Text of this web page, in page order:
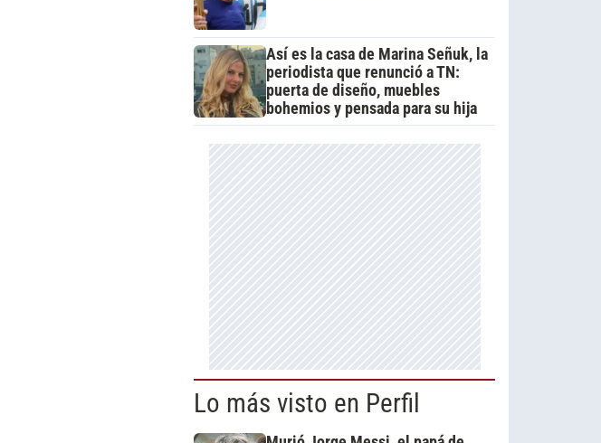
Así es la casa de Marina Señuk, la
periodista que renunció a TN:
puerta de diseño, muebles
bohemios y pensada para su hija
Lo más visto en Perfil